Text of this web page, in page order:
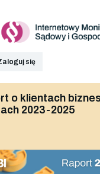
się
o klientach
2023-2025